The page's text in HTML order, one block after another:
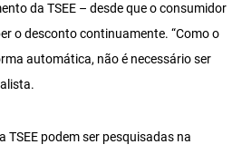
da TSEE – desde que o consumidor
o desconto continuamente. “Como o
automática, não é necessário ser
podem ser pesquisadas na